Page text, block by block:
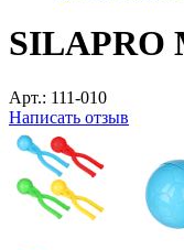
SILAPRO
Арт.: 111-010
Написать отзыв